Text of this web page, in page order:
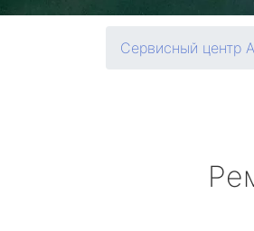
Сервисный центр